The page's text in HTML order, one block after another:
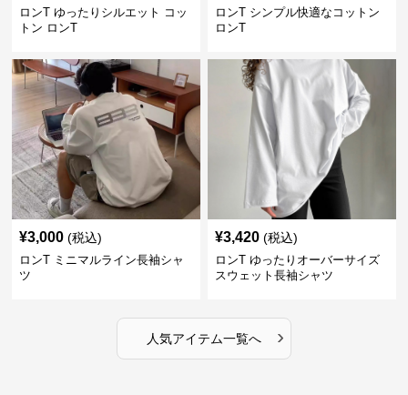
ロンT ゆったりシルエット コッ
トン ロンT
ロンT シンプル快適なコットン
ロンT
¥3,000 (税込)
ロンT ミニマルライン長袖シャ
ツ
¥3,420 (税込)
ロンT ゆったりオーバーサイズ
スウェット長袖シャツ
人気アイテム一覧へ ›